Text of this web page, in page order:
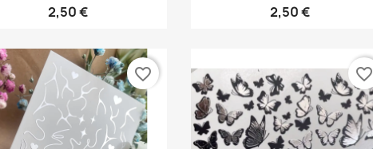
2,50 € 2,50 €
favorite_border favorite_border